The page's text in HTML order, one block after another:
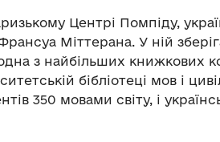
Центрі Помпіду,
Міттерана. У ній
з найбільших книжкових
бібліотеці мов і
350 мовами світу, і